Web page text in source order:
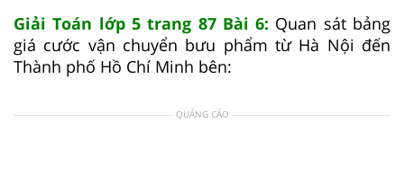
Giải Toán lớp 5 trang 87 Bài 6: Quan sát bảng
giá cước vận chuyển bưu phẩm từ Hà Nội đến
Thành phố Hồ Chí Minh bên:
QUẢNG CÁO